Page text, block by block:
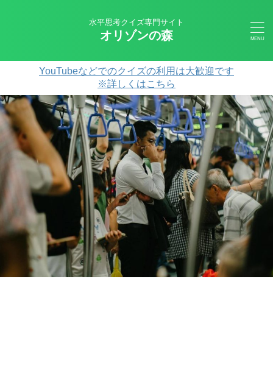
水平思考クイズ専門サイト
オリゾンの森
YouTubeなどでのクイズの利用は大歓迎です
※詳しくはこちら